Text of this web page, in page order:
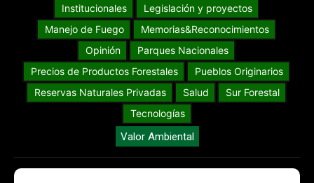
Institucionales
Legislación y proyectos
Manejo de Fuego
Memorias&Reconocimientos
Opinión
Parques Nacionales
Precios de Productos Forestales
Pueblos Originarios
Reservas Naturales Privadas
Salud
Sur Forestal
Tecnologías
Valor Ambiental